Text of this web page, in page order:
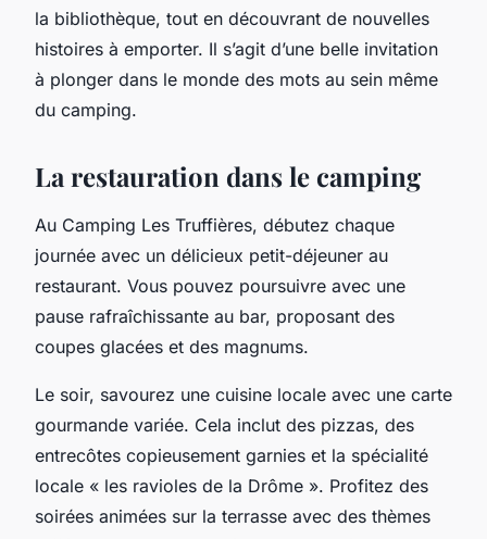
la bibliothèque, tout en découvrant de nouvelles
histoires à emporter. Il s’agit d’une belle invitation
à plonger dans le monde des mots au sein même
du camping.
La restauration dans le camping
Au Camping Les Truffières, débutez chaque
journée avec un délicieux petit-déjeuner au
restaurant. Vous pouvez poursuivre avec une
pause rafraîchissante au bar, proposant des
coupes glacées et des magnums.
Le soir, savourez une cuisine locale avec une carte
gourmande variée. Cela inclut des pizzas, des
entrecôtes copieusement garnies et la spécialité
locale « les ravioles de la Drôme ». Profitez des
soirées animées sur la terrasse avec des thèmes